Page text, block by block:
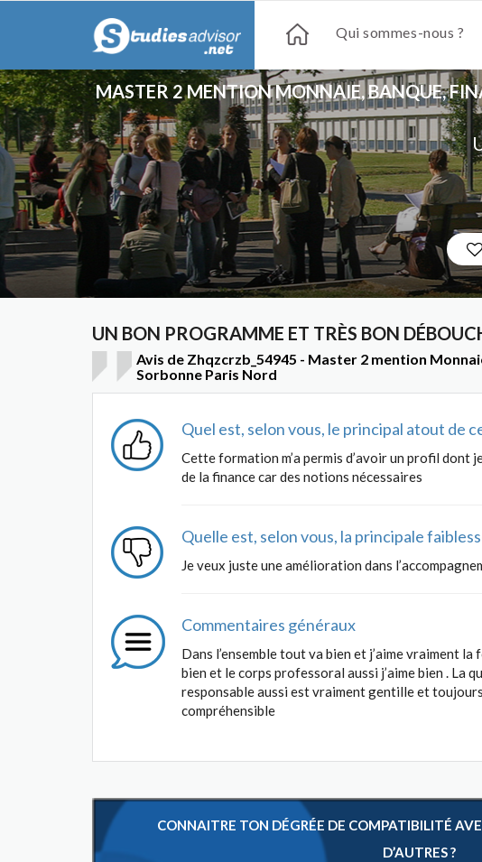
Qui sommes-nous ?
MASTER 2 MENTION MONNAIE, BANQUE,
UN BON PROGRAMME ET TRÈS BON
Avis de Zhqzcrzb_54945 - Master 2 mention
Sorbonne Paris Nord
Quel est, selon vous, le principal atout de
Cette formation m’a permis d’avoir un profil dont
de la finance car des notions nécessaires
Quelle est, selon vous, la principale
Je veux juste une amélioration dans
Commentaires généraux
Dans l’ensemble tout va bien et j’aime vraiment
bien et le corps professoral aussi j’aime bien . La
responsable aussi est vraiment gentille et
compréhensible
CONNAITRE TON DÉGRÉE DE COMPATIBILITÉ
D’AUTRES ?